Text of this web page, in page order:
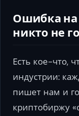
Ошибка
никто не
Есть кое-что,
индустрии:
пишет нам и
криптобиржу